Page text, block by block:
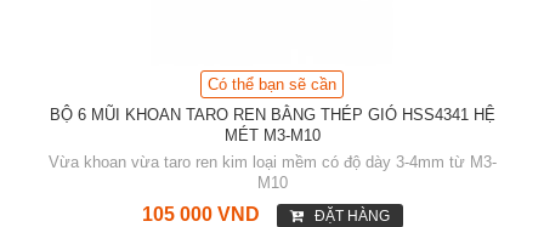
Có thể bạn sẽ cần
BỘ 6 MŨI KHOAN TARO REN BẰNG THÉP GIÓ HSS4341 HỆ
MÉT M3-M10
Vừa khoan vừa taro ren kim loại mềm có độ dày 3-4mm từ M3-
M10
105 000 VND ĐẶT HÀNG